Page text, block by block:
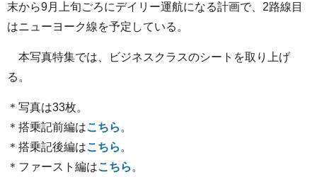
末から9月上旬ごろにデイリー運航になる計画で、2路線目
はニューヨーク線を予定している。
本写真特集では、ビジネスクラスのシートを取り上げ
る。
＊写真は33枚。
＊搭乗記前編はこちら 。
＊搭乗記後編はこちら 。
＊ファースト編はこちら 。